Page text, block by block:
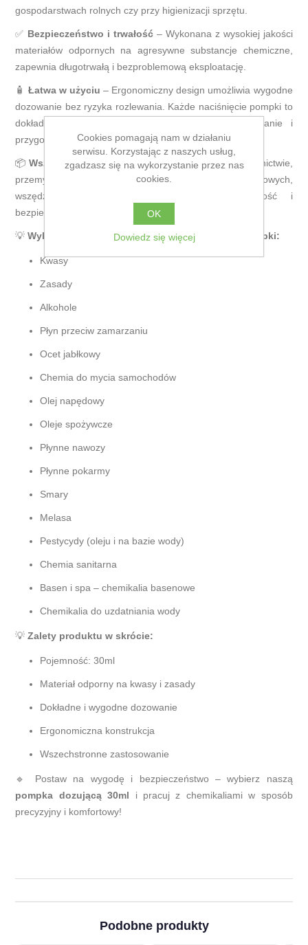
gospodarstwach rolnych czy przy higienizacji sprzętu.
✅ Bezpieczeństwo i trwałość – Wykonana z wysokiej jakości
materiałów odpornych na agresywne substancje chemiczne,
zapewnia długotrwałą i bezproblemową eksploatację.
🧴 Łatwa w użyciu – Ergonomiczny design umożliwia wygodne
dozowanie bez ryzyka rozlewania. Każde naciśnięcie pompki to
dokładnie 30ml płynu, co ułatwia precyzyjne mieszanie i
przygotowanie roztworów.
📦Wszechstronne zastosowanie– Sprawdzi się w rolnictwie,
przemyśle, laboratoriach i w gospodarstwach domowych,
wszędzie tam, gdzie wymagana jest dokładność i
bezpieczeństwo przy pracy z chemikaliami.
💡Wykaz środków, do których można stosować pompki:
Kwasy
Zasady
Alkohole
Płyn przeciw zamarzaniu
Ocet jabłkowy
Chemia do mycia samochodów
Olej napędowy
Oleje spożywcze
Płynne nawozy
Płynne pokarmy
Smary
Melasa
Pestycydy (oleju i na bazie wody)
Chemia sanitarna
Basen i spa – chemikalia basenowe
Chemikalia do uzdatniania wody
💡Zalety produktu w skrócie:
Pojemność: 30ml
Materiał odporny na kwasy i zasady
Dokładne i wygodne dozowanie
Ergonomiczna konstrukcja
Wszechstronne zastosowanie
🔹 Postaw na wygodę i bezpieczeństwo – wybierz naszą
pompka dozującą 30ml i pracuj z chemikaliami w sposób
precyzyjny i komfortowy!
Podobne produkty
Cookies pomagają nam w działaniu
serwisu. Korzystając z naszych usług,
zgadzasz się na wykorzystanie przez nas
cookies.
OK
Dowiedz się więcej